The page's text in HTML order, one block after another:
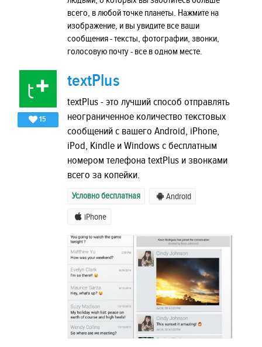
всего, в любой точке планеты. Нажмите на
изображение, и вы увидите все ваши
сообщения - тексты, фотографии, звонки,
голосовую почту - все в одном месте.
15
textPlus
textPlus - это лучший способ отправлять
неограниченное количество текстовых
сообщений с вашего Android, iPhone,
iPod, Kindle и Windows с бесплатным
номером телефона textPlus и звонками
всего за копейки.
Условно бесплатная Android
iPhone